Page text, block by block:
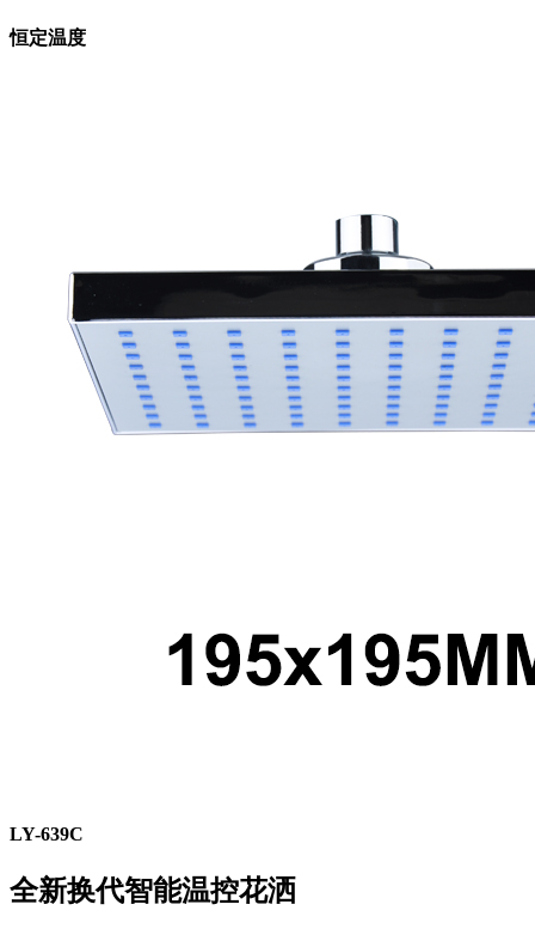
恒定温度
LY-639C
全新换代智能温控花洒